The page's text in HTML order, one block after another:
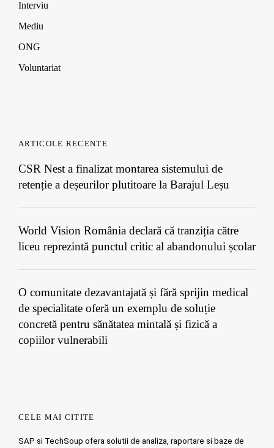
Interviu
Mediu
ONG
Voluntariat
ARTICOLE RECENTE
CSR Nest a finalizat montarea sistemului de
retenție a deșeurilor plutitoare la Barajul Leșu
World Vision România declară că tranziția către
liceu reprezintă punctul critic al abandonului școlar
O comunitate dezavantajată și fără sprijin medical
de specialitate oferă un exemplu de soluție
concretă pentru sănătatea mintală și fizică a
copiilor vulnerabili
CELE MAI CITITE
SAP si TechSoup ofera solutii de analiza, raportare si baze de